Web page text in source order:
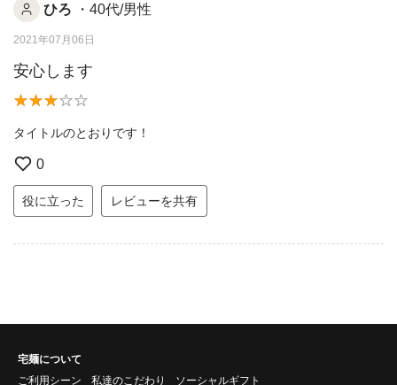
ひろ ・40代/男性
2021年07月06日
安心します
タイトルのとおりです！
0
役に立った レビューを共有
宅麺について
ご利用シーン
私達のこだわり ソーシャルギフト